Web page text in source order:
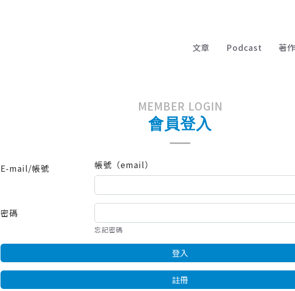
文章 Podcast 著
MEMBER LOGIN
會員登入
E-mail/帳號 帳號（email）
密碼
忘記密碼
登入
註冊